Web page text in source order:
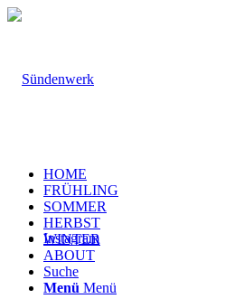
Instagram
HOME
FRÜHLING
SOMMER
HERBST
WINTER
ABOUT
Suche
Menü Menü